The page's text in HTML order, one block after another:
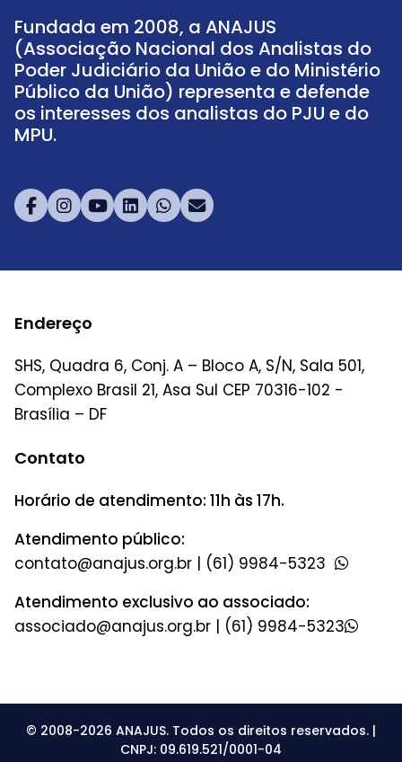
Fundada em 2008, a ANAJUS
(Associação Nacional dos Analistas do
Poder Judiciário da União e do Ministério
Público da União) representa e defende
os interesses dos analistas do PJU e do
MPU.
Endereço
SHS, Quadra 6, Conj. A – Bloco A, S/N, Sala 501,
Complexo Brasil 21, Asa Sul CEP 70316-102 -
Brasília – DF
Contato
Horário de atendimento: 11h às 17h.
Atendimento público:
| (61) 9984-5323
Atendimento exclusivo ao associado:
| (61) 9984-5323
© 2008-2026 ANAJUS. Todos os direitos reservados. |
CNPJ: 09.619.521/0001-04